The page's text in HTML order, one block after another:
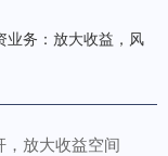
业务：放大收益，风
放大收益空间